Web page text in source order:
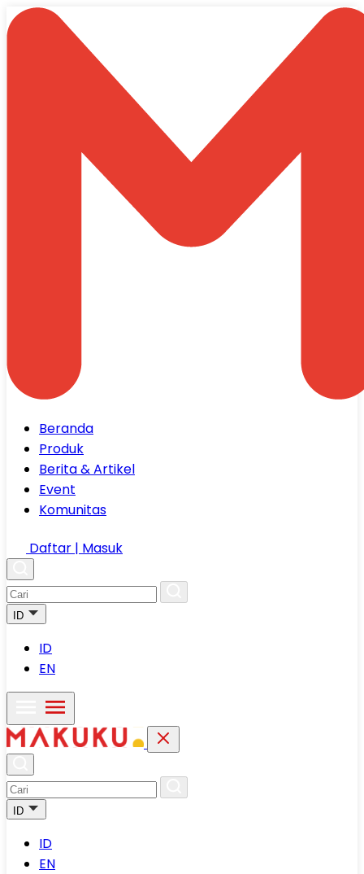
Beranda
Produk
Berita & Artikel
Event
Komunitas
Daftar | Masuk
ID
ID
EN
ID
ID
EN